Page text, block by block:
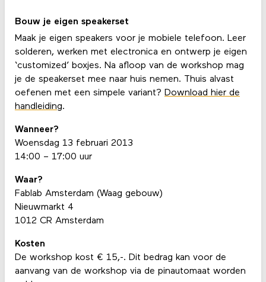
Bouw je eigen speakerset
Maak je eigen speakers voor je mobiele telefoon. Leer
solderen, werken met electronica en ontwerp je eigen
‘customized’ boxjes. Na afloop van de workshop mag
je de speakerset mee naar huis nemen. Thuis alvast
oefenen met een simpele variant? Download hier de
handleiding.
Wanneer?
Woensdag 13 februari 2013
14:00 – 17:00 uur
Waar?
Fablab Amsterdam (Waag gebouw)
Nieuwmarkt 4
1012 CR Amsterdam
Kosten
De workshop kost € 15,-. Dit bedrag kan voor de
aanvang van de workshop via de pinautomaat worden